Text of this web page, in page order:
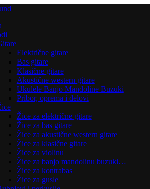
Električne gitare
Bas gitare
Klasične gitare
Akustične western gitare
Ukulele Banjo Mandoline Buzuki
Pribor, oprema i delovi
Žice za električne gitare
Žice za bas gitare
Žice za akustične western gitare
Žice za klasične gitare
Žice za violinu
Žice za banjo mandolinu buzuki…
Žice za kontrabas
Žice za gusle